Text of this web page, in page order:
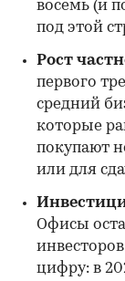
восемь (и
под этой
Рост
первого
средний
которые
покупают
или для
Офисы
цифру: в